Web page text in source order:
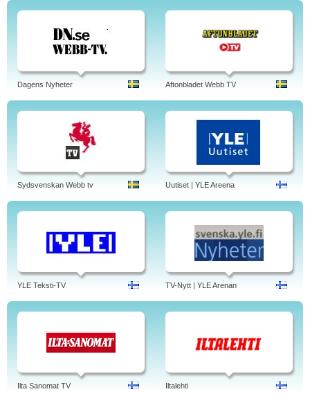
Dagens Nyheter Aftonbladet Webb TV
Sydsvenskan Webb tv Uutiset | YLE Areena
YLE Teksti-TV TV-Nytt | YLE Arenan
Ilta Sanomat TV Iltalehti